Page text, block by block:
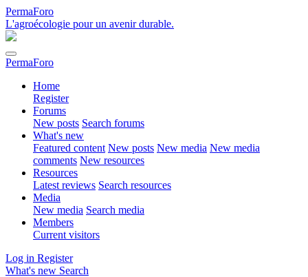
PermaForo
L'agroécologie pour un avenir durable.
PermaForo
Home
Register
Forums
New posts Search forums
What's new
Featured content New posts New media New media
comments New resources
Resources
Latest reviews Search resources
Media
New media Search media
Members
Current visitors
Log in Register
What's new Search